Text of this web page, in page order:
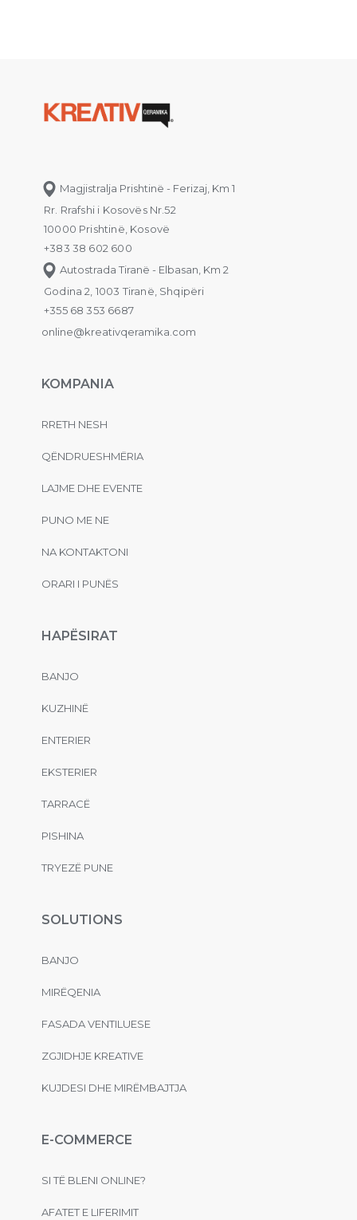
Magjistralja Prishtinë - Ferizaj, Km 1
Rr. Rrafshi i Kosovës Nr.52
10000 Prishtinë, Kosovë
+383 38 602 600
Autostrada Tiranë - Elbasan, Km 2
Godina 2, 1003 Tiranë, Shqipëri
+355 68 353 6687
online@kreativqeramika.com
KOMPANIA
RRETH NESH
QËNDRUESHMËRIA
LAJME DHE EVENTE
PUNO ME NE
NA KONTAKTONI
ORARI I PUNËS
HAPËSIRAT
BANJO
KUZHINË
ENTERIER
EKSTERIER
TARRACË
PISHINA
TRYEZË PUNE
SOLUTIONS
BANJO
MIRËQENIA
FASADA VENTILUESE
ZGJIDHJE KREATIVE
KUJDESI DHE MIRËMBAJTJA
E-COMMERCE
SI TË BLENI ONLINE?
AFATET E LIFERIMIT